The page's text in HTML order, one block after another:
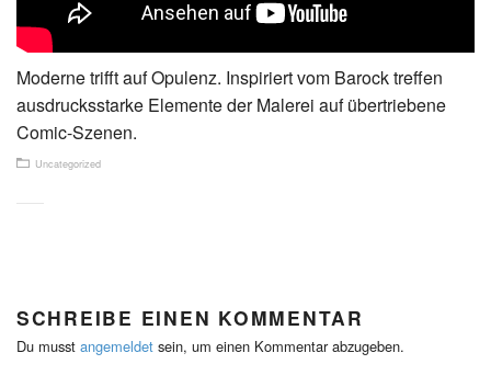
Moderne trifft auf Opulenz. Inspiriert vom Barock treffen
ausdrucksstarke Elemente der Malerei auf übertriebene
Comic-Szenen.
Uncategorized
SCHREIBE EINEN KOMMENTAR
Du musst angemeldet sein, um einen Kommentar abzugeben.